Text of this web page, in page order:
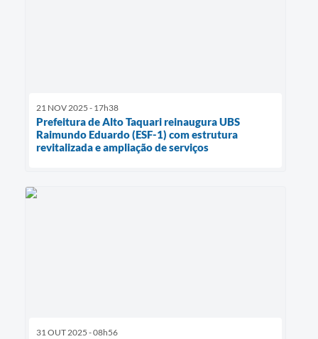
21 NOV 2025 - 17h38
Prefeitura de Alto Taquari reinaugura UBS
Raimundo Eduardo (ESF-1) com estrutura
revitalizada e ampliação de serviços
31 OUT 2025 - 08h56